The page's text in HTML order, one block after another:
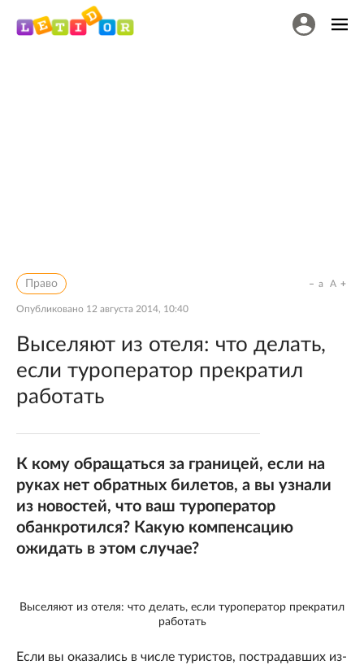
Право
Опубликовано 12 августа 2014, 10:40
a A
Выселяют из отеля: что делать,
если туроператор прекратил
работать
К кому обращаться за границей, если на
руках нет обратных билетов, а вы узнали
из новостей, что ваш туроператор
обанкротился? Какую компенсацию
ожидать в этом случае?
Выселяют из отеля: что делать, если туроператор прекратил
работать
Если вы оказались в числе туристов, пострадавших из-